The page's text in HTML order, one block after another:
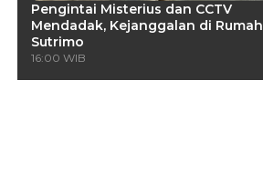
Pengintai Misterius dan CCTV
Mendadak, Kejanggalan di Rumah
Sutrimo
16:00 WIB